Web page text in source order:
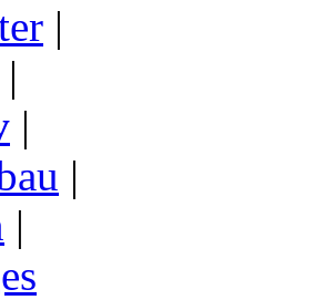
|
|
|
|
|